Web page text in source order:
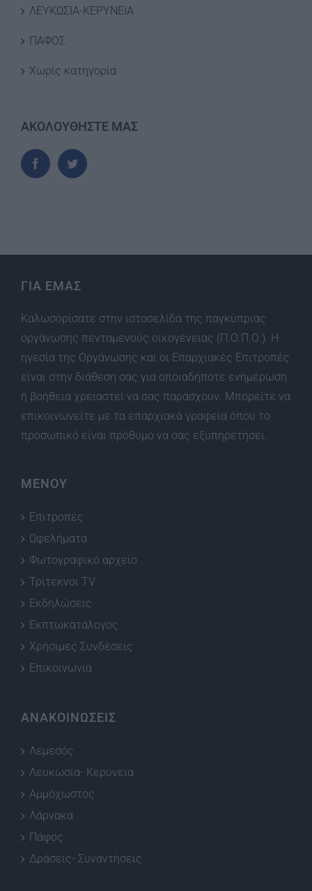
ΛΕΥΚΩΣΙΑ-ΚΕΡΥΝΕΙΑ
ΠΑΦΟΣ
Χωρίς κατηγορία
ΑΚΟΛΟΥΘΗΣΤΕ ΜΑΣ
ΓΙΑ ΕΜΑΣ
Καλωσορίσατε στην ιστοσελίδα της παγκύπριας
οργάνωσης πενταμενούς οικογένειας (Π.Ο.Π.Ο.). Η
ηγεσία της Οργάνωσης και οι Επαρχιακές Επιτροπές
είναι στην διάθεση σας για οποιαδήποτε ενημέρωση
ή βοήθεια χρειαστεί να σας παράσχουν. Μπορείτε να
επικοινωνείτε με τα επαρχιακά γραφεία όπου το
προσωπικό είναι πρόθυμο να σας εξυπηρετήσει.
ΜΕΝΟΥ
Επιτροπές
Ωφελήματα
Φωτογραφικό αρχείο
Τρίτεκνοι TV
Εκδηλώσεις
Εκπτωκατάλογος
Χρήσιμες Συνδέσεις
Επικοινωνία
ΑΝΑΚΟΙΝΩΣΕΙΣ
Λεμεσός
Λευκωσία- Κερύνεια
Αμμόχωστος
Λάρνακα
Πάφος
Δράσεις- Συναντήσεις